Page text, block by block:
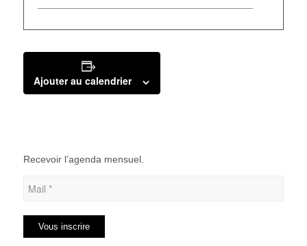
Ajouter au calendrier
Recevoir l’agenda mensuel.